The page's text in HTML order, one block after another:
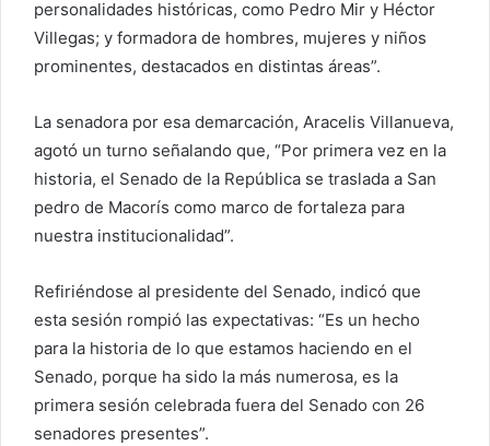
personalidades históricas, como Pedro Mir y Héctor
Villegas; y formadora de hombres, mujeres y niños
prominentes, destacados en distintas áreas”.
La senadora por esa demarcación, Aracelis Villanueva,
agotó un turno señalando que, “Por primera vez en la
historia, el Senado de la República se traslada a San
pedro de Macorís como marco de fortaleza para
nuestra institucionalidad”.
Refiriéndose al presidente del Senado, indicó que
esta sesión rompió las expectativas: “Es un hecho
para la historia de lo que estamos haciendo en el
Senado, porque ha sido la más numerosa, es la
primera sesión celebrada fuera del Senado con 26
senadores presentes”.